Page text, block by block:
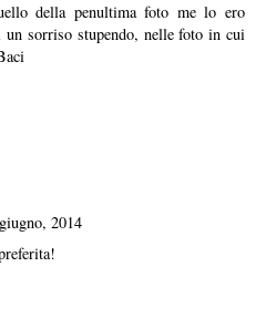
della penultima foto me lo ero
un sorriso stupendo, nelle foto in cui
2014